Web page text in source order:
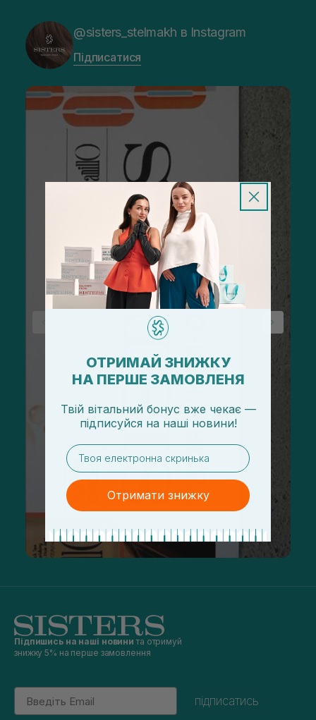
@sisters_stelmakh в Instagram
Підписатися
Підпишись на наші новини та отримуй
знижку 5% на перше замовлення
Email
підписатись
ОТРИМАЙ ЗНИЖКУ
НА ПЕРШЕ ЗАМОВЛЕНЯ
Твій вітальний бонус вже чекає —
підписуйся на наші новини!
email
Отримати знижку